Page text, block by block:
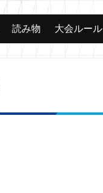
読み物 大会ルール